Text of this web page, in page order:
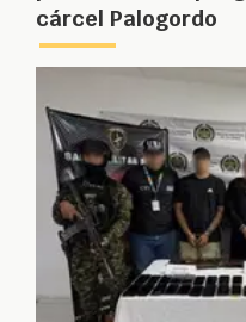
cárcel Palogordo